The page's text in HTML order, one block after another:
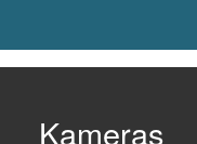
Kameras